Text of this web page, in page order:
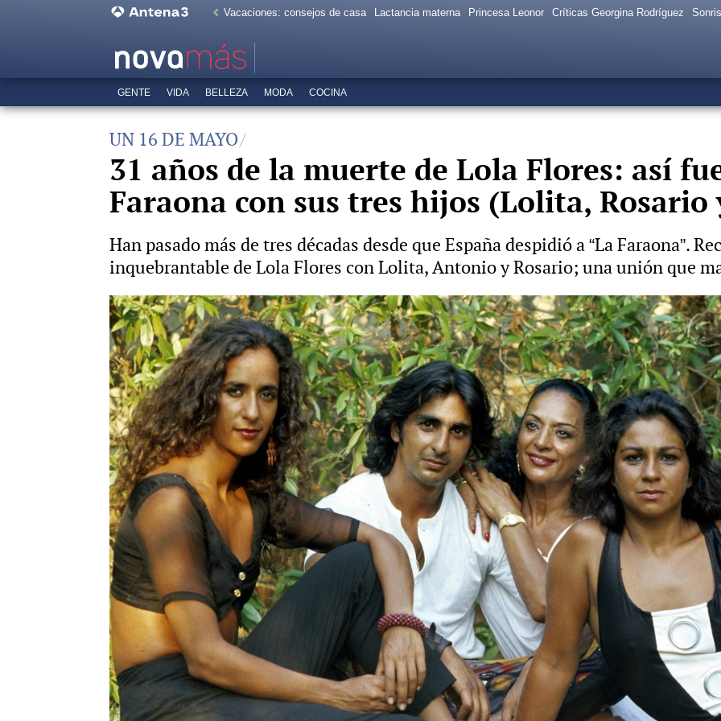
Vacaciones: consejos de casa Lactancia materna Princesa Leonor Críticas Georgina Rodríguez
GENTE VIDA BELLEZA MODA COCINA
UN 16 DE MAYO
31 años de la muerte de Lola Flores: así
Faraona con sus tres hijos (Lolita,
Han pasado más de tres décadas desde que España despidió a “La Faraona”.
inquebrantable de Lola Flores con Lolita, Antonio y Rosario; una unión que
Carmen Flores cumple 89 años: así es la vida actual de la hermana de Lola Flores
Ariadna Roca
Barcelona
Publicado:16 de mayo de 2026, 09:25
WhatsappFacebook
El 16 de mayo de 1995 España lloraba la muerte de su "Faraona".